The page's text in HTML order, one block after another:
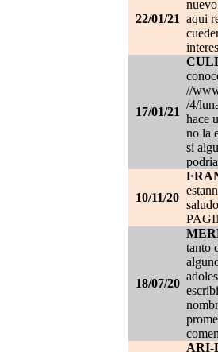
22/01/21 aqui
17/01/21
//
/4/
hace
no la
si
10/11/20
18/07/20
tanto
ARI-